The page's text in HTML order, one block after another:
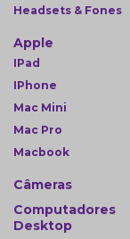
Headsets & Fones
Apple
IPad
IPhone
Mac Mini
Mac Pro
Macbook
Câmeras
Computadores
Desktop